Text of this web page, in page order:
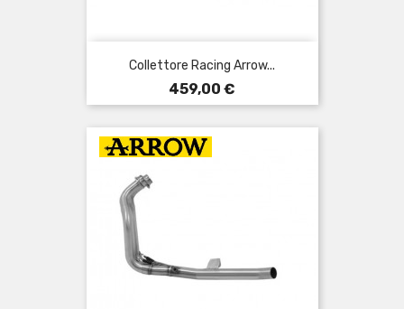
Collettore Racing Arrow...
Prezzo
459,00 €